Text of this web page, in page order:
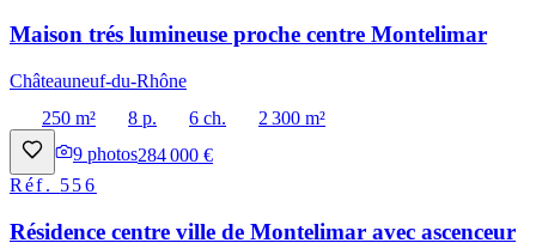
Maison trés lumineuse proche centre Montelimar
Châteauneuf-du-Rhône
250 m²
8 p. 6 ch.
2 300 m²
9 photos284 000 €
Réf. 556
Résidence centre ville de Montelimar avec ascenceur